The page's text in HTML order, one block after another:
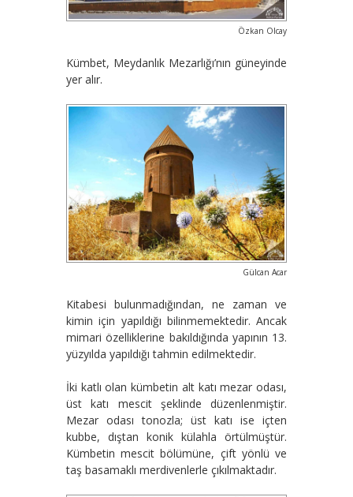
Özkan Olcay
Kümbet, Meydanlık Mezarlığı’nın güneyinde
yer alır.
Gülcan Acar
Kitabesi bulunmadığından, ne zaman ve
kimin için yapıldığı bilinmemektedir. Ancak
mimari özelliklerine bakıldığında yapının 13.
yüzyılda yapıldığı tahmin edilmektedir.
İki katlı olan kümbetin alt katı mezar odası,
üst katı mescit şeklinde düzenlenmiştir.
Mezar odası tonozla; üst katı ise içten
kubbe, dıştan konik külahla örtülmüştür.
Kümbetin mescit bölümüne, çift yönlü ve
taş basamaklı merdivenlerle çıkılmaktadır.